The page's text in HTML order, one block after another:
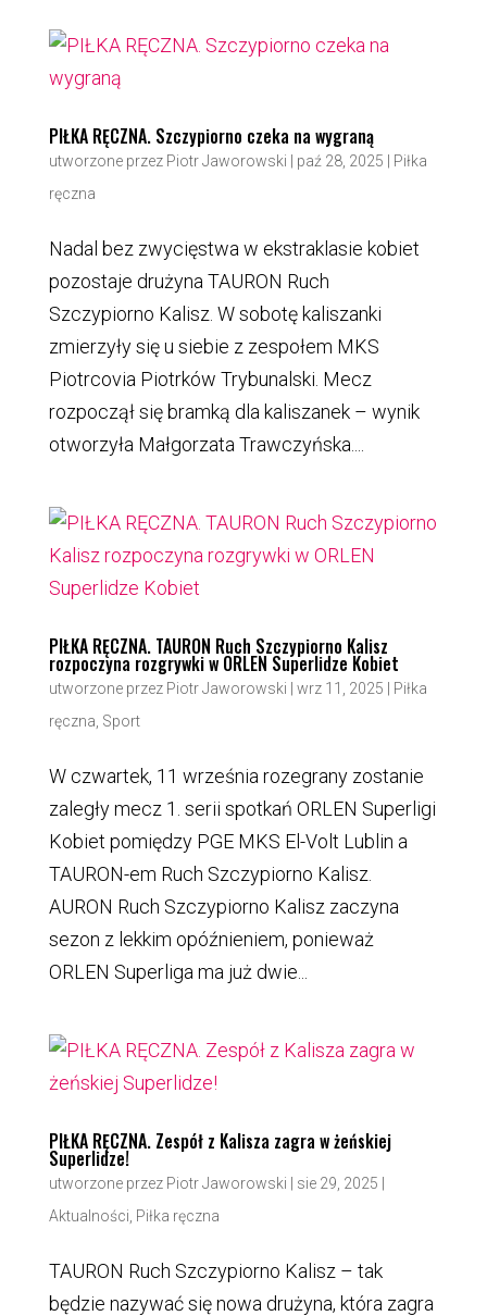
PIŁKA RĘCZNA. Szczypiorno czeka na wygraną
utworzone przez Piotr Jaworowski paź 28, 2025
Piłka
ręczna
Nadal bez zwycięstwa w ekstraklasie kobiet
pozostaje drużyna TAURON Ruch
Szczypiorno Kalisz. W sobotę kaliszanki
zmierzyły się u siebie z zespołem MKS
Piotrcovia Piotrków Trybunalski. Mecz
rozpoczął się bramką dla kaliszanek – wynik
otworzyła Małgorzata Trawczyńska....
PIŁKA RĘCZNA. TAURON Ruch Szczypiorno Kalisz
rozpoczyna rozgrywki w ORLEN Superlidze Kobiet
utworzone przez Piotr Jaworowski wrz 11, 2025
Piłka
ręczna Sport
W czwartek, 11 września rozegrany zostanie
zaległy mecz 1. serii spotkań ORLEN Superligi
Kobiet pomiędzy PGE MKS El-Volt Lublin a
TAURON-em Ruch Szczypiorno Kalisz.
AURON Ruch Szczypiorno Kalisz zaczyna
sezon z lekkim opóźnieniem, ponieważ
ORLEN Superliga ma już dwie...
PIŁKA RĘCZNA. Zespół z Kalisza zagra w żeńskiej
Superlidze!
utworzone przez Piotr Jaworowski sie 29, 2025
Aktualności Piłka ręczna
TAURON Ruch Szczypiorno Kalisz – tak
będzie nazywać się nowa drużyna, która zagra